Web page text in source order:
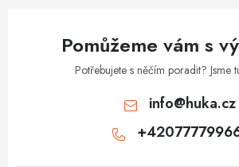
Pomůžeme vám s
Potřebujete s něčím poradit? Jsme
info@huka.cz